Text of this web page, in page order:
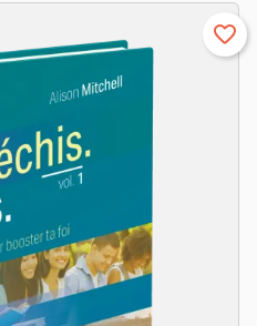
favorite_border